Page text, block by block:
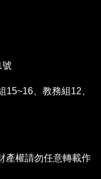
號
15~16、教務組12、
權請勿任意轉載作